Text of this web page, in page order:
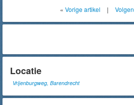
« Vorige artikel |
Locatie
Vrijenburgweg, Barendrecht